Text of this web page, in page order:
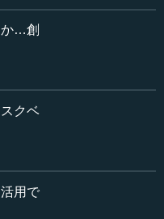
えるか」というところ
すね。
、個人がAI時代にどの
ここで一つ大事なキー
」です。
。「女の子の2人に1
のことでしょうか。答
か…創
クベ
用で